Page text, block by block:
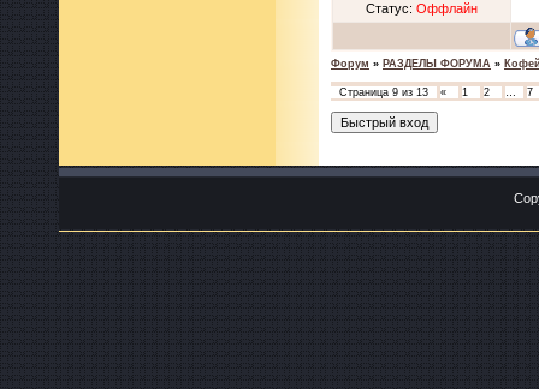
Статус: Оффлайн
Форум » РАЗДЕЛЫ ФОРУМА »
Страница 9 из 13 « 1 2 … 7